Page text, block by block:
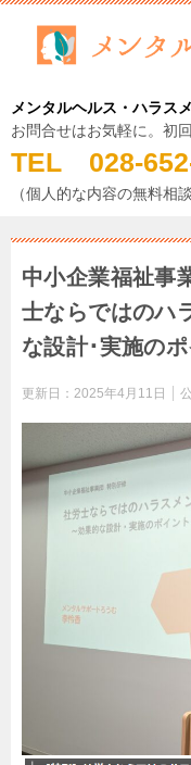
メンタルヘルス・ハラス
お問合せはお気軽に。初
TEL 028-
（個人的な内容の無料相
中小企業福祉事
士ならではのハ
な設計･実施の
更新日： 2025年4月11日